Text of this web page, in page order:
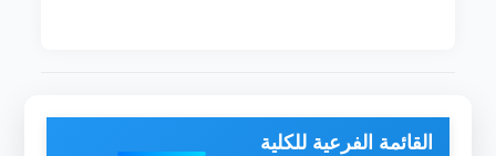
القائمة الفرعية للكلية